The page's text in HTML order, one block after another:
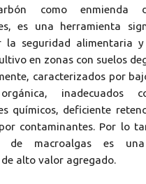
como enmienda
es una herramienta
la seguridad alimentaria
en zonas con suelos
caracterizados por
inadecuados
químicos, deficiente
contaminantes. Por lo
de macroalgas es una
alto valor agregado.